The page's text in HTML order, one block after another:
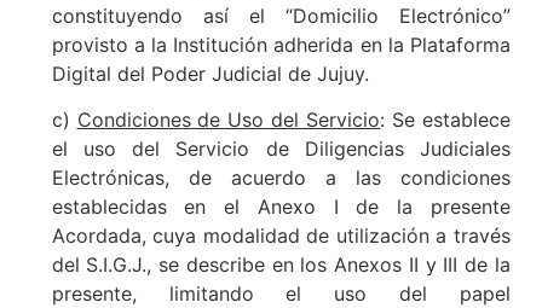
constituyendo así el “Domicilio Electrónico”
provisto a la Institución adherida en la Plataforma
Digital del Poder Judicial de Jujuy.
c) Condiciones de Uso del Servicio: Se establece
el uso del Servicio de Diligencias Judiciales
Electrónicas, de acuerdo a las condiciones
establecidas en el Anexo I de la presente
Acordada, cuya modalidad de utilización a través
del S.I.G.J., se describe en los Anexos II y III de la
presente, limitando el uso del papel